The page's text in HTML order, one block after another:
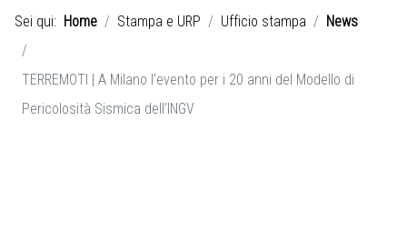
Sei qui: Home Stampa e URP Ufficio stampa News
TERREMOTI | A Milano l’evento per i 20 anni del Modello di
Pericolosità Sismica dell’INGV